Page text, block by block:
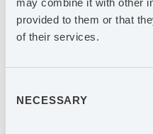
may combine it with other
provided to them or that
of their services.
Selection
NECESSARY
AGES Värnamo är ledande
bearbetning med bred